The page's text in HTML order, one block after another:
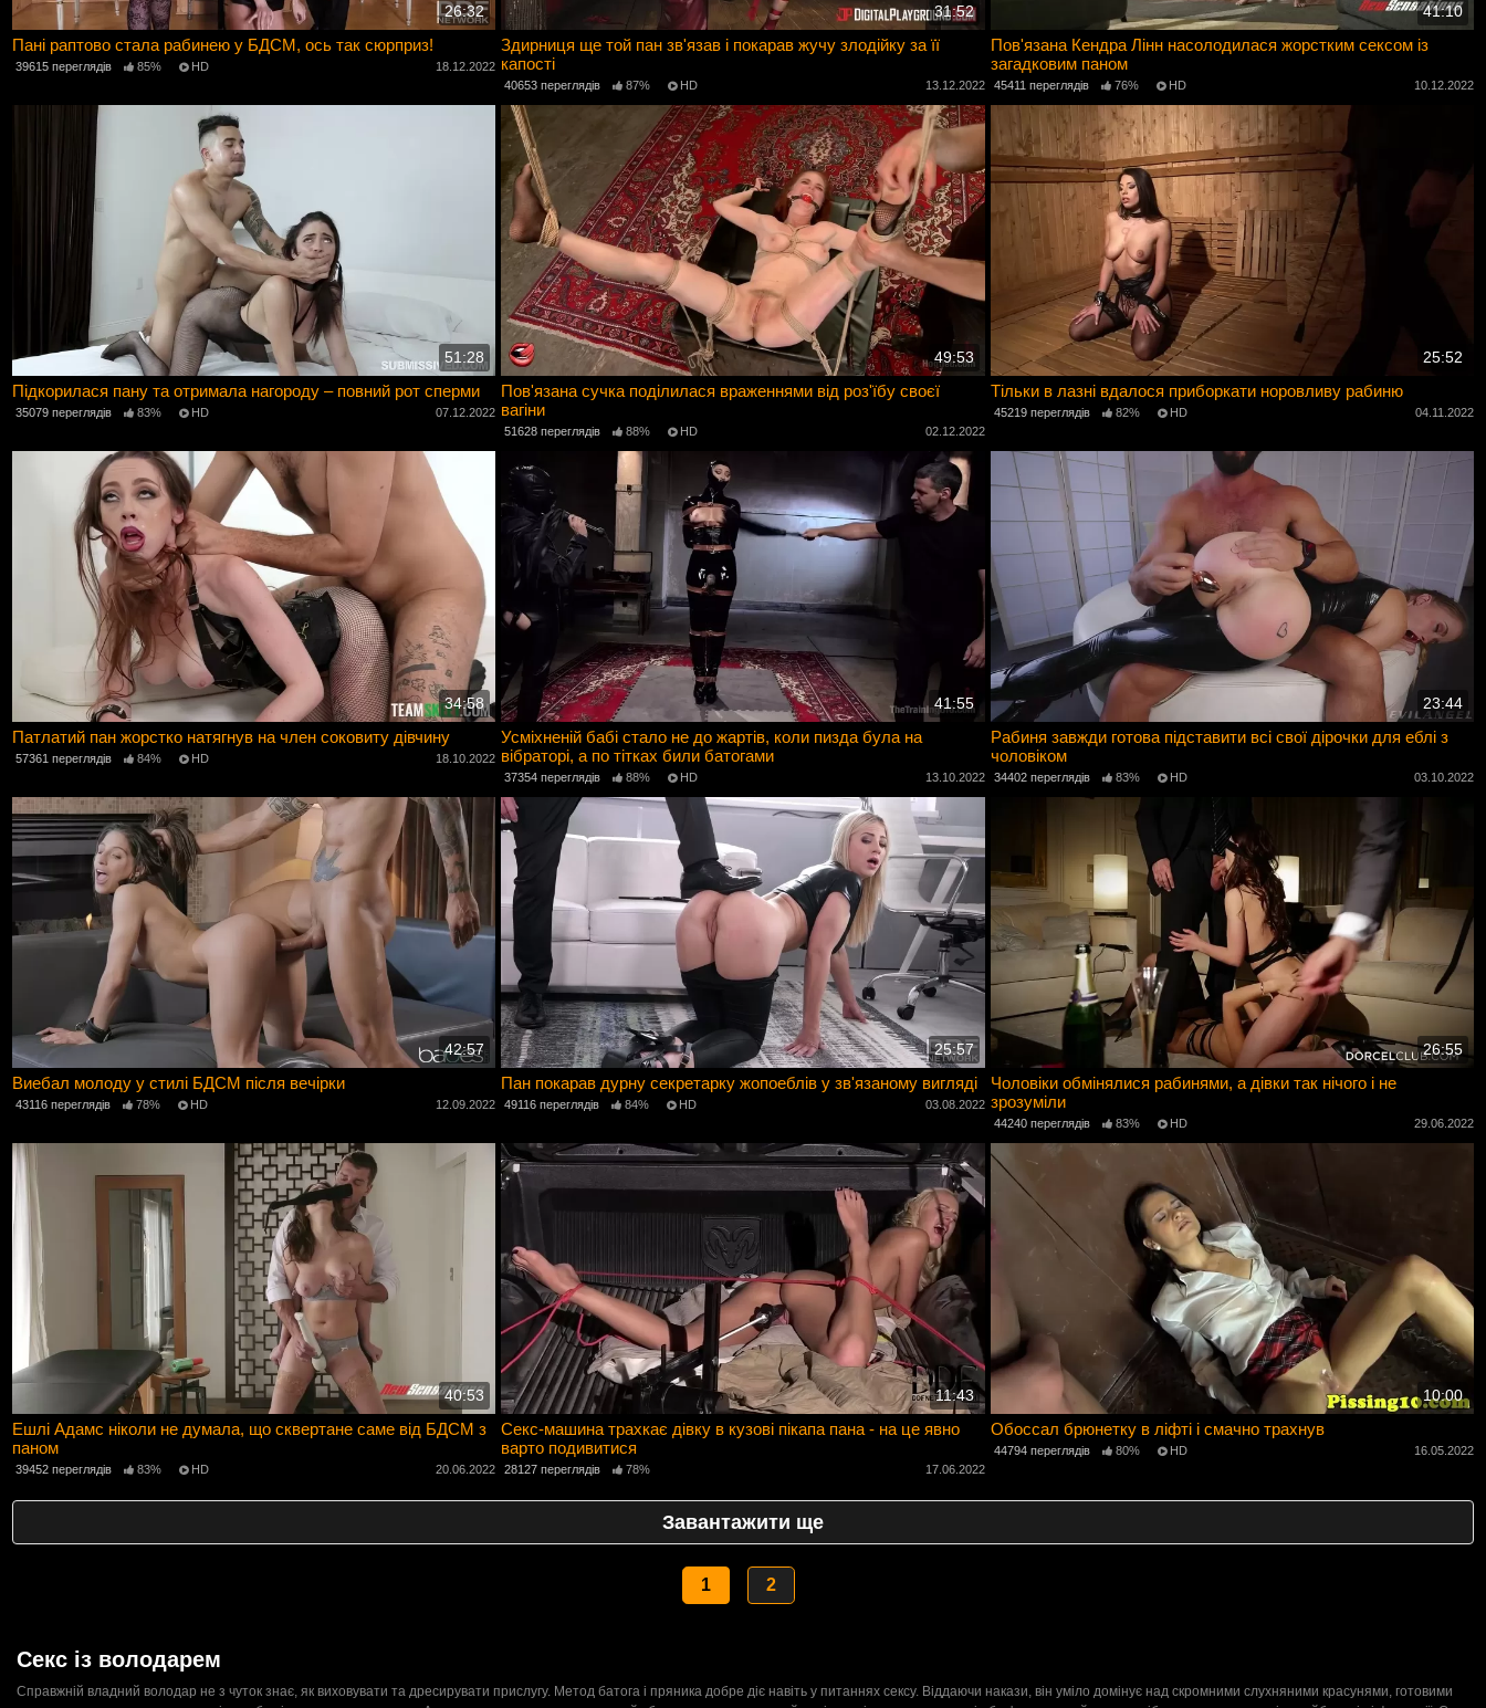
26:32
Пані раптово стала рабинею у БДСМ, ось так сюрприз!
39615 переглядів 85% HD 18.12.2022
31:52
Здирниця ще той пан зв'язав і покарав жучу злодійку за її
капості
40653 переглядів 87% HD 13.12.2022
41:10
Пов'язана Кендра Лінн насолодилася жорстким сексом із
загадковим паном
45411 переглядів 76% HD 10.12.2022
51:28
Підкорилася пану та отримала нагороду – повний рот сперми
35079 переглядів 83% HD 07.12.2022
49:53
Пов'язана сучка поділилася враженнями від роз'їбу своєї
вагіни
51628 переглядів 88% HD 02.12.2022
25:52
Тільки в лазні вдалося приборкати норовливу рабиню
45219 переглядів 82% HD 04.11.2022
34:58
Патлатий пан жорстко натягнув на член соковиту дівчину
57361 переглядів 84% HD 18.10.2022
41:55
Усміхненій бабі стало не до жартів, коли пизда була на
вібраторі, а по тітках били батогами
37354 переглядів 88% HD 13.10.2022
23:44
Рабиня завжди готова підставити всі свої дірочки для еблі з
чоловіком
34402 переглядів 83% HD 03.10.2022
42:57
Виебал молоду у стилі БДСМ після вечірки
43116 переглядів 78% HD 12.09.2022
25:57
Пан покарав дурну секретарку жопоеблів у зв'язаному вигляді
49116 переглядів 84% HD 03.08.2022
26:55
Чоловіки обмінялися рабинями, а дівки так нічого і не
зрозуміли
44240 переглядів 83% HD 29.06.2022
40:53
Ешлі Адамс ніколи не думала, що сквертане саме від БДСМ з
паном
39452 переглядів 83% HD 20.06.2022
11:43
Секс-машина трахкає дівку в кузові пікапа пана - на це явно
варто подивитися
28127 переглядів 78% 17.06.2022
10:00
Обоссал брюнетку в ліфті і смачно трахнув
44794 переглядів 80% HD 16.05.2022
Завантажити ще
1 2
Секс із володарем
Справжній владний володар не з чуток знає, як виховувати та дресирувати прислугу. Метод батога і пряника добре діє навіть у питаннях сексу. Віддаючи накази, він уміло домінує над скромними слухняними красунями, готовими